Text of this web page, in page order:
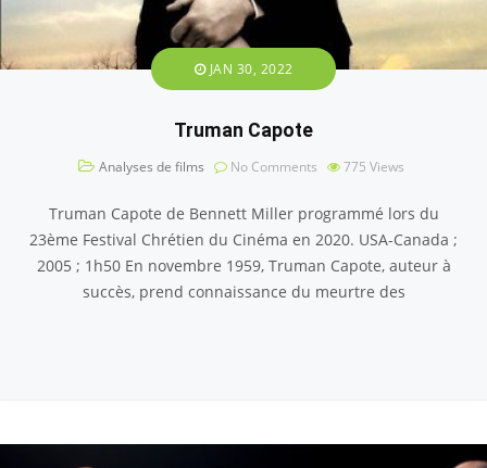
JAN 30, 2022
Truman Capote
Analyses de films No Comments 775 Views
Truman Capote de Bennett Miller programmé lors du
23ème Festival Chrétien du Cinéma en 2020. USA-Canada ;
2005 ; 1h50 En novembre 1959, Truman Capote, auteur à
succès, prend connaissance du meurtre des